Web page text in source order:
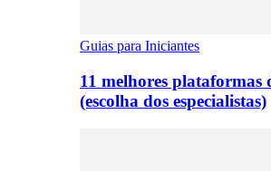
Guias para Iniciantes
11 melhores plataformas
(escolha dos especialistas)